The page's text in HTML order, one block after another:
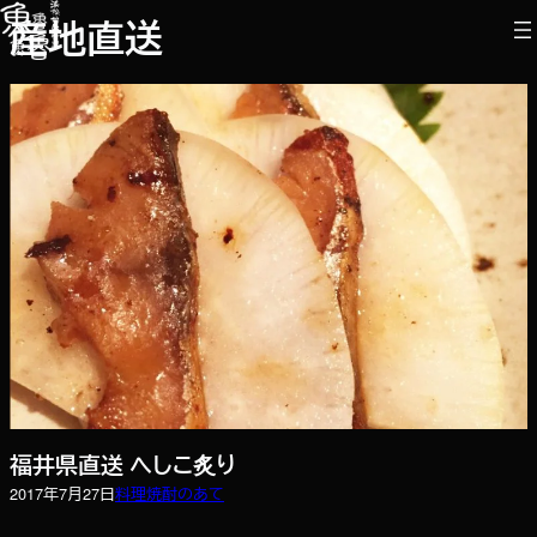
内
容
を
ス
キ
ッ
産地直送
福井県直送 へしこ炙り
2017年7月27日料理焼酎のあて